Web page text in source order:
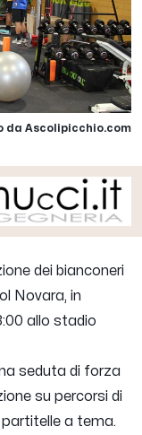
da Ascolipicchio.com
dei bianconeri
Novara, in
allo stadio
seduta di forza
su percorsi di
a tema.